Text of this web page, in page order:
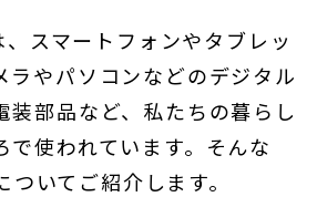
スマートフォンやタブレッ
ラやパソコンなどのデジタル
装部品など、私たちの暮らし
で使われています。そんな
いてご紹介します。